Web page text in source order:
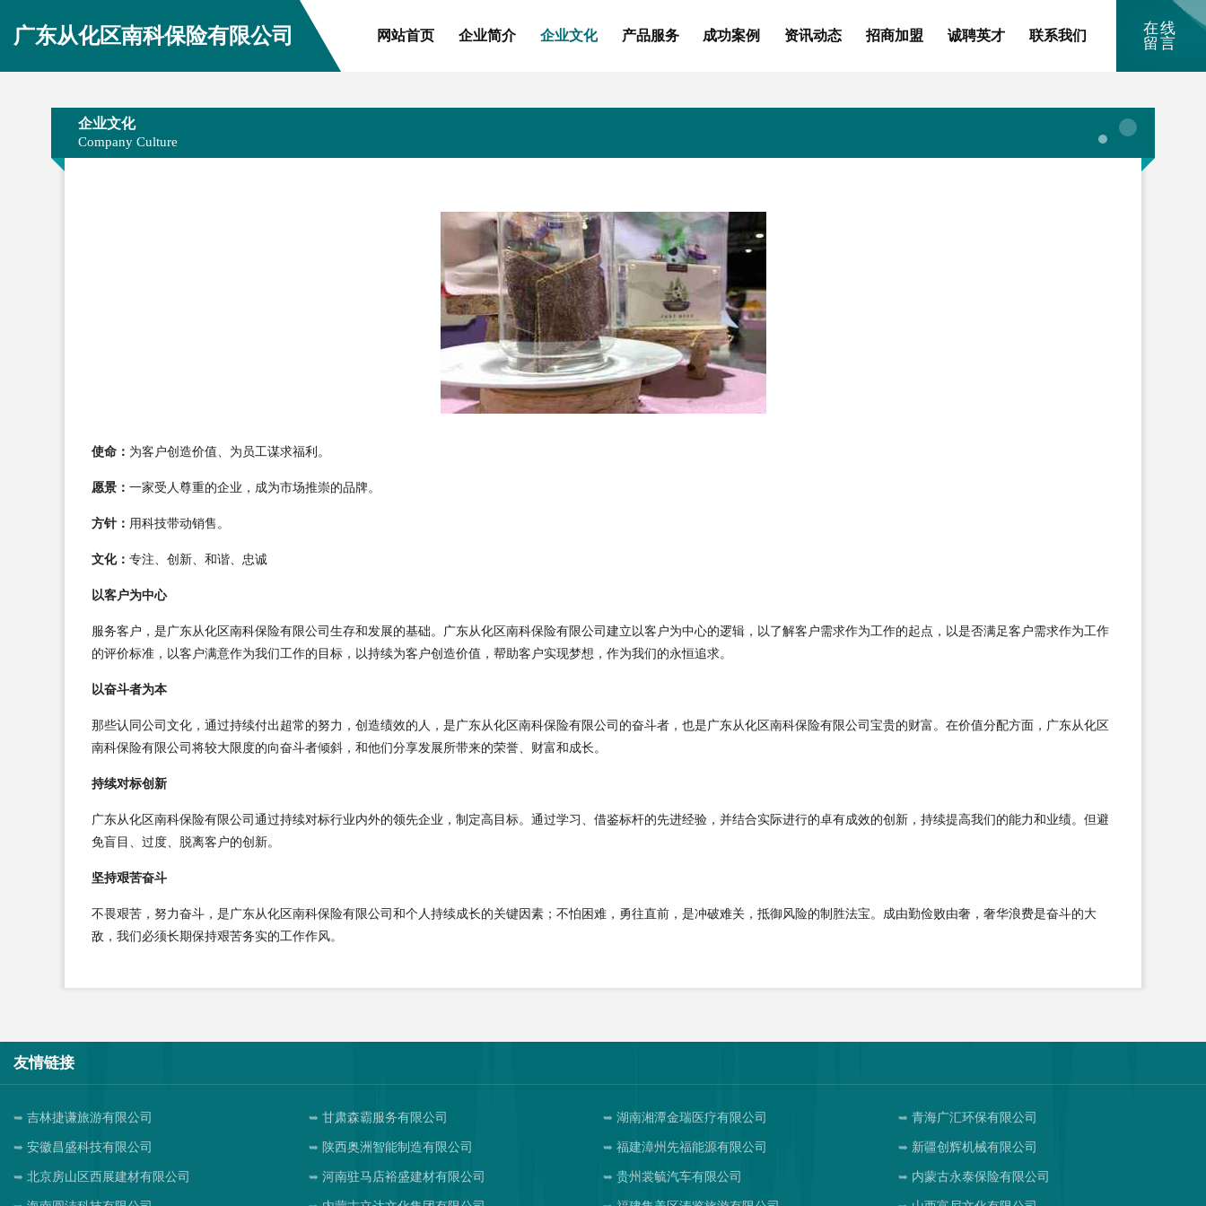
广东从化区南科保险有限公司 网站首页 企业简介 企业文化 产品服务 成功案例 资讯动态 招商加盟 诚聘英才 联系我们
在线
留言
企业文化
Company Culture
使命： 为客户创造价值、为员工谋求福利。
愿景： 一家受人尊重的企业，成为市场推崇的品牌。
方针： 用科技带动销售。
文化： 专注、创新、和谐、忠诚
以客户为中心
服务客户，是广东从化区南科保险有限公司生存和发展的基础。广东从化区南科保险有限公司建立以客户为中心的逻辑，以了解客户需求作为工作的起点，以是否满足客户需求作为工作
的评价标准，以客户满意作为我们工作的目标，以持续为客户创造价值，帮助客户实现梦想，作为我们的永恒追求。
以奋斗者为本
那些认同公司文化，通过持续付出超常的努力，创造绩效的人，是广东从化区南科保险有限公司的奋斗者，也是广东从化区南科保险有限公司宝贵的财富。在价值分配方面，广东从化区
南科保险有限公司将较大限度的向奋斗者倾斜，和他们分享发展所带来的荣誉、财富和成长。
持续对标创新
广东从化区南科保险有限公司通过持续对标行业内外的领先企业，制定高目标。通过学习、借鉴标杆的先进经验，并结合实际进行的卓有成效的创新，持续提高我们的能力和业绩。但避
免盲目、过度、脱离客户的创新。
坚持艰苦奋斗
不畏艰苦，努力奋斗，是广东从化区南科保险有限公司和个人持续成长的关键因素；不怕困难，勇往直前，是冲破难关，抵御风险的制胜法宝。成由勤俭败由奢，奢华浪费是奋斗的大
敌，我们必须长期保持艰苦务实的工作作风。
友情链接
吉林捷谦旅游有限公司 甘肃森霸服务有限公司 湖南湘潭金瑞医疗有限公司 青海广汇环保有限公司
安徽昌盛科技有限公司 陕西奥洲智能制造有限公司 福建漳州先福能源有限公司 新疆创辉机械有限公司
北京房山区西展建材有限公司 河南驻马店裕盛建材有限公司 贵州裳毓汽车有限公司 内蒙古永泰保险有限公司